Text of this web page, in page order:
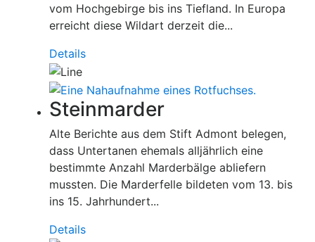
vom Hochgebirge bis ins Tiefland. In Europa
erreicht diese Wildart derzeit die...
Details
Steinmarder
Alte Berichte aus dem Stift Admont belegen,
dass Untertanen ehemals alljährlich eine
bestimmte Anzahl Marderbälge abliefern
mussten. Die Marderfelle bildeten vom 13. bis
ins 15. Jahrhundert...
Details